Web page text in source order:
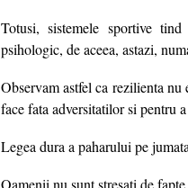
Totusi, sistemele sportive
psihologic, de aceea, astazi,
Observam astfel ca rezilienta nu
face fata adversitatilor si pentru
Legea dura a paharului pe
Oamenii nu sunt stresati de